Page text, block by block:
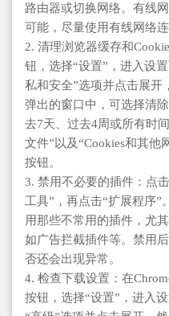
路由器或切换网络。有线
可能，尽量使用有线网络连
2. 清理浏览器缓存和
钮，选择“设置”，进入设
私和安全”选项并点击展开
弹出的窗口中，可选择清
去7天、过去4周或所有时
文件”以及“Cookies和其他
按钮。
3. 禁用不必要的插件：点
工具”，再点击“扩展程序”
用那些不常用的插件，尤
如广告拦截插件等。禁用
否还会出现异常。
4. 检查下载设置：在
按钮，选择“设置”，进入